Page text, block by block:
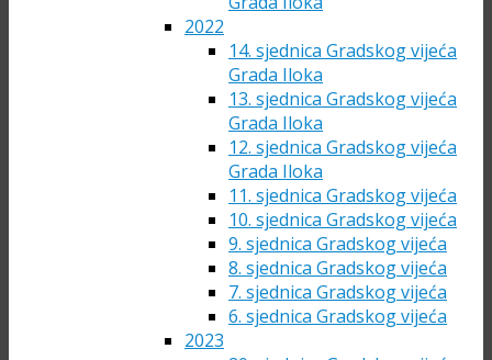
2022
14. sjednica Gradskog vijeća
Grada Iloka
13. sjednica Gradskog vijeća
Grada Iloka
12. sjednica Gradskog vijeća
Grada Iloka
11. sjednica Gradskog vijeća
10. sjednica Gradskog vijeća
9. sjednica Gradskog vijeća
8. sjednica Gradskog vijeća
7. sjednica Gradskog vijeća
6. sjednica Gradskog vijeća
2023